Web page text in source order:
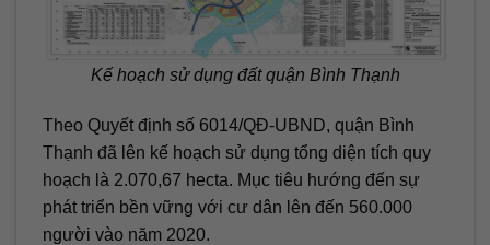
Kế hoạch sử dụng đất quận Bình Thạnh
Theo Quyết định số 6014/QĐ-UBND, quận Bình
Thạnh đã lên kế hoạch sử dụng tổng diện tích quy
hoạch là 2.070,67 hecta. Mục tiêu hướng đến sự
phát triển bền vững với cư dân lên đến 560.000
người vào năm 2020.